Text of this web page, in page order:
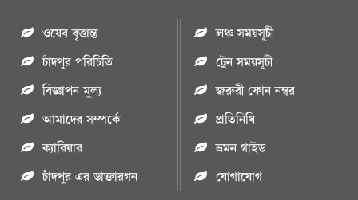
ওয়েব বৃত্তান্ত
চাঁদপুর পরিচিতি
বিজ্ঞাপন মুল্য
আমাদের সম্পর্কে
ক্যারিয়ার
চাঁদপুর এর ডাক্তারগন
লঞ্চ সময়সূচী
ট্রেন সময়সূচী
জরুরী ফোন নম্বর
প্রতিনিধি
ভ্রমন গাইড
যোগাযোগ